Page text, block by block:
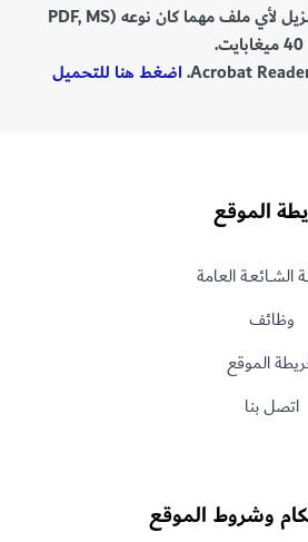
الحجم الأقصى القابل للتنزيل لأي ملف مهما كان نوعه (PDF, MS
اضغط هنا للتحميل
الموقع
الشــائعـة العامة
وظائف
الموقع
اتصل بنا
وشروط الموقع